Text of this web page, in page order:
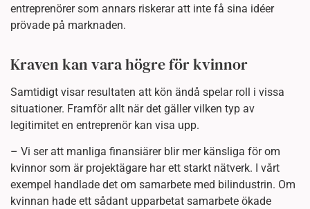
entreprenörer som annars riskerar att inte få sina idéer
prövade på marknaden.
Kraven kan vara högre för kvinnor
Samtidigt visar resultaten att kön ändå spelar roll i vissa
situationer. Framför allt när det gäller vilken typ av
legitimitet en entreprenör kan visa upp.
– Vi ser att manliga finansiärer blir mer känsliga för om
kvinnor som är projektägare har ett starkt nätverk. I vårt
exempel handlade det om samarbete med bilindustrin. Om
kvinnan hade ett sådant upparbetat samarbete ökade